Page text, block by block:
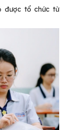
được tổ chức từ